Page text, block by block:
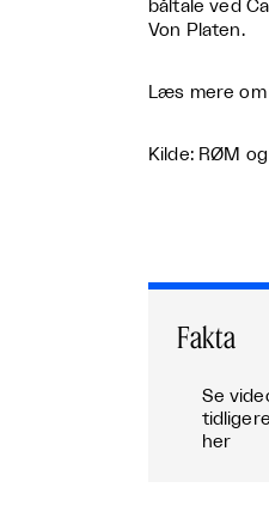
båltale ved
Von Platen.
Læs mere
Kilde: RØM
Fakta
Se
her